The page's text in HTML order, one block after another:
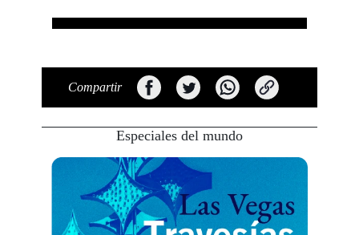
Compartir
Especiales del mundo